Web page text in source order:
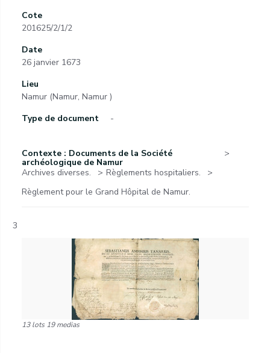
Cote
201625/2/1/2
Date
26 janvier 1673
Lieu
Namur (Namur, Namur )
Type de document
-
Contexte : Documents de la Société
archéologique de Namur
Archives diverses.
Règlements hospitaliers.
Règlement pour le Grand Hôpital de Namur.
3
13 lots 19 medias